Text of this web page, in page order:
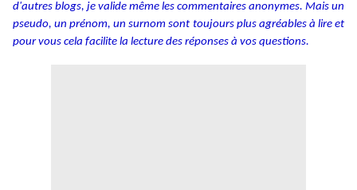
d'autres blogs, je valide même les commentaires anonymes. Mais un
pseudo, un prénom, un surnom sont toujours plus agréables à lire et
pour vous cela facilite la lecture des réponses à vos questions.